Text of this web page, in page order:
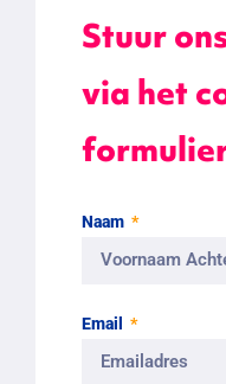
Stuur
via het
Naam
Email